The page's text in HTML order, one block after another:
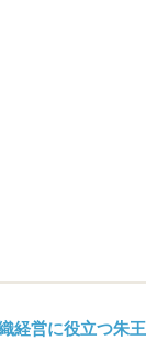
経営に役立つ朱